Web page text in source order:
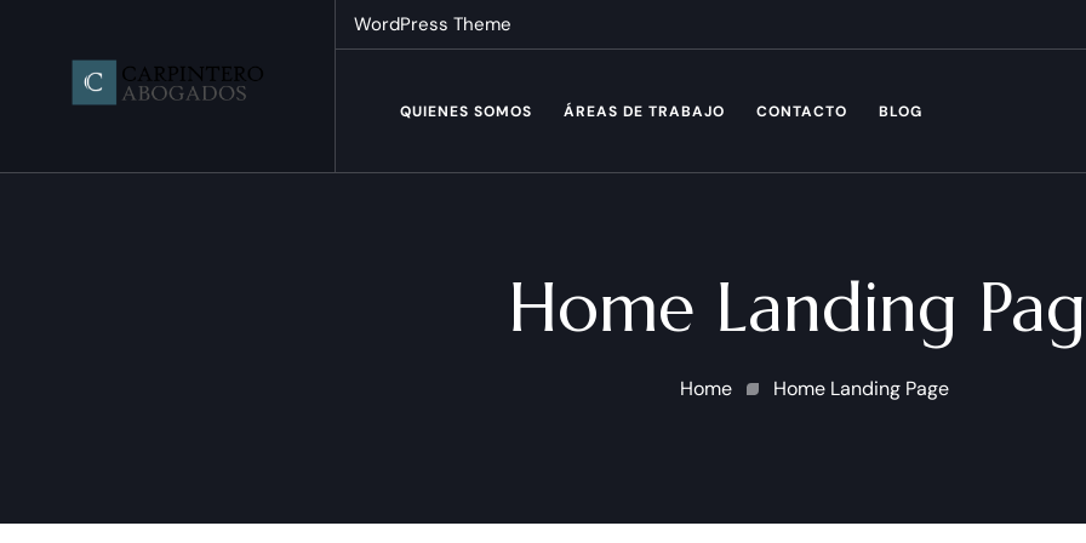
WordPress Theme
QUIENES SOMOS ÁREAS DE TRABAJO CONTACTO BLOG
Home Landing
Home Home Landing Page